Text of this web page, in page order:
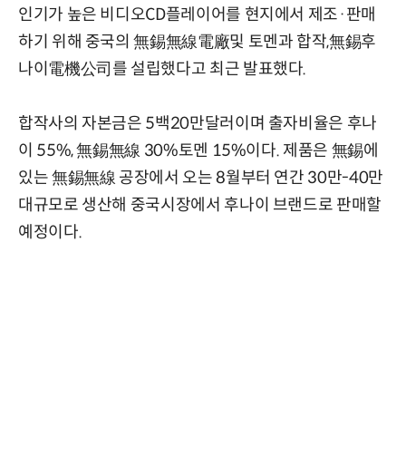
인기가 높은 비디오CD플레이어를 현지에서 제조·판매
하기 위해 중국의 無錫無線電廠및 토멘과 합작,無錫후
나이電機公司를 설립했다고 최근 발표했다.
합작사의 자본금은 5백20만달러이며 출자비율은 후나
이 55%, 無錫無線 30%토멘 15%이다. 제품은 無錫에
있는 無錫無線 공장에서 오는 8월부터 연간 30만-40만
대규모로 생산해 중국시장에서 후나이 브랜드로 판매할
예정이다.